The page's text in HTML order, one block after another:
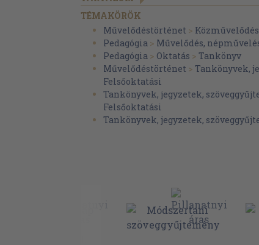
TÉMAKÖRÖK
Művelődéstörténet > Közművelődés
Pedagógia > Művelődés,
Pedagógia > Oktatás > Tankönyv
Művelődéstörténet > Tankönyvek,
Felsőoktatási
Tankönyvek, jegyzetek,
Felsőoktatási
Tankönyvek, jegyzetek,